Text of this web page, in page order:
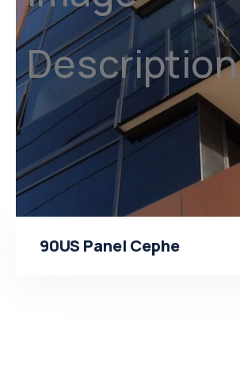
90US Panel Cephe